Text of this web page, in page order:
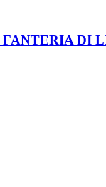
FANTERIA DI